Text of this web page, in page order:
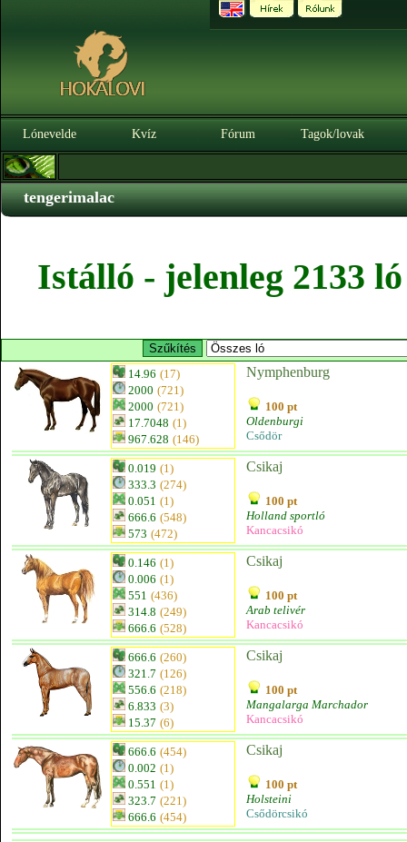
Lónevelde Kvíz Fórum Tagok/lovak
tengerimalac
Istálló - jelenleg 2133
14.96 (17)
2000 (721)
2000 (721)
17.7048 (1)
967.628 (146)
Nymphenburg
100 pt
Oldenburgi
Csődör
0.019 (1)
333.3 (274)
0.051 (1)
666.6 (548)
573 (472)
Csikaj
100 pt
Holland sportló
Kancacsikó
0.146 (1)
0.006 (1)
551 (436)
314.8 (249)
666.6 (528)
Csikaj
100 pt
Arab telivér
Kancacsikó
666.6 (260)
321.7 (126)
556.6 (218)
6.833 (3)
15.37 (6)
Csikaj
100 pt
Mangalarga Marchador
Kancacsikó
666.6 (454)
0.002 (1)
0.551 (1)
323.7 (221)
666.6 (454)
Csikaj
100 pt
Holsteini
Csődörcsikó